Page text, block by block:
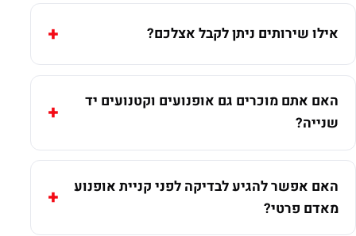
אילו שירותים ניתן לקבל אצלכם?
האם אתם מוכרים גם אופנועים וקטנועים יד
שנייה?
האם אפשר להגיע לבדיקה לפני קניית אופנוע
מאדם פרטי?